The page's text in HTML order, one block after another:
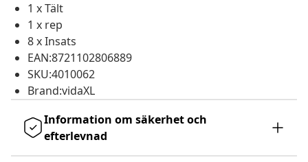
1 x Tält
1 x rep
8 x Insats
EAN:8721102806889
SKU:4010062
Brand:vidaXL
Information om säkerhet och
efterlevnad